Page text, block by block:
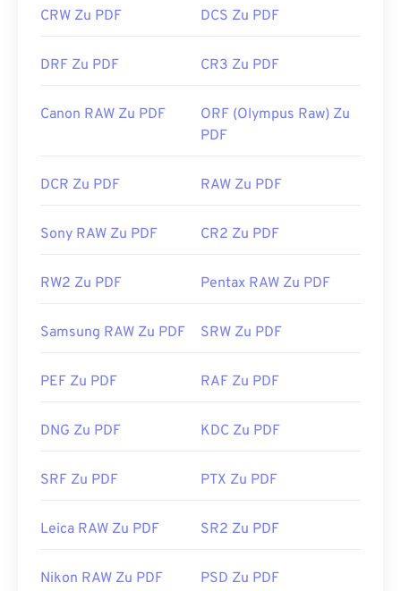
CRW Zu PDF DCS Zu PDF
DRF Zu PDF CR3 Zu PDF
Canon RAW Zu PDF
ORF (Olympus Raw) Zu
PDF
DCR Zu PDF RAW Zu PDF
Sony RAW Zu PDF CR2 Zu PDF
RW2 Zu PDF Pentax RAW Zu PDF
Samsung RAW Zu PDF SRW Zu PDF
PEF Zu PDF RAF Zu PDF
DNG Zu PDF KDC Zu PDF
SRF Zu PDF PTX Zu PDF
Leica RAW Zu PDF SR2 Zu PDF
Nikon RAW Zu PDF PSD Zu PDF